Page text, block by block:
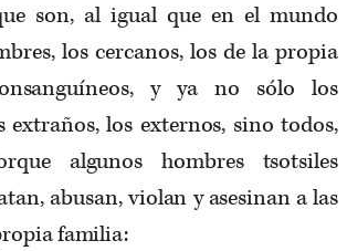
son, al igual que en el mundo
los cercanos, los de la propia
y ya no sólo los
extraños, los externos, sino todos,
algunos hombres tsotsiles
abusan, violan y asesinan a las
familia: